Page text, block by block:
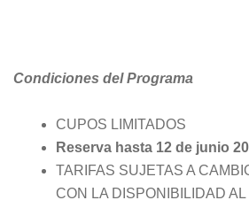
Condiciones del Programa
CUPOS LIMITADOS
Reserva hasta 12 de junio
TARIFAS SUJETAS A
CON LA DISPONIBILIDAD